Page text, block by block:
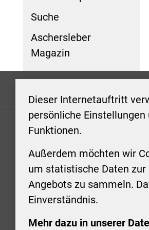
Dieser Internetauftritt
persönliche Einstellungen
Funktionen.
Außerdem möchten wir
um statistische Daten zur
Angebots zu sammeln.
Einverständnis.
Mehr dazu in unserer
Suche
Aschersleber
Magazin
KONTAKT
Stadt Aschersleben
Markt 1
06449 Aschersleben
+49 3473 958-0